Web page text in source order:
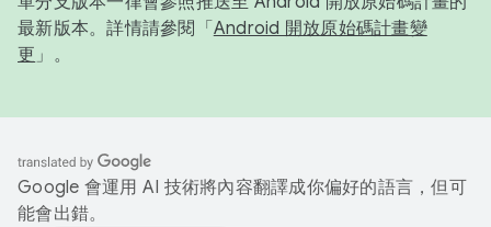
最新版本。詳情請參閱「 Android 開放原始碼計畫變
更 」。
Google 會運用 AI 技術將內容翻譯成你偏好的語言，但可
能會出錯。